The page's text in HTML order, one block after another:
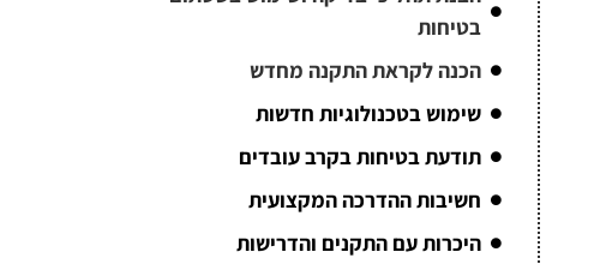
בטיחות
הכנה לקראת התקנה מחדש
שימוש בטכנולוגיות חדשות
תודעת בטיחות בקרב עובדים
חשיבות ההדרכה המקצועית
היכרות עם התקנים והדרישות